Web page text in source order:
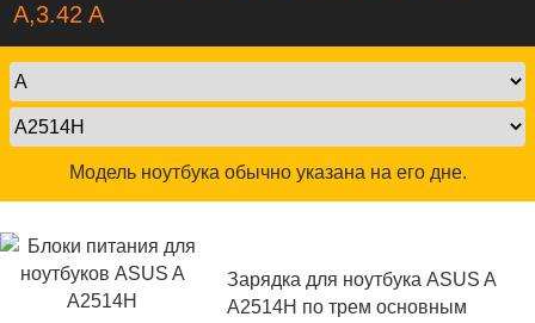
A,3.42 A
Модель ноутбука обычно указана на его дне.
Зарядка для ноутбука ASUS A
A2514H по трем основным